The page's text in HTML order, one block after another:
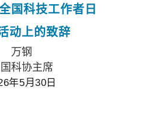
国科技工作者日
动上的致辞
万钢
科协主席
年5月30日